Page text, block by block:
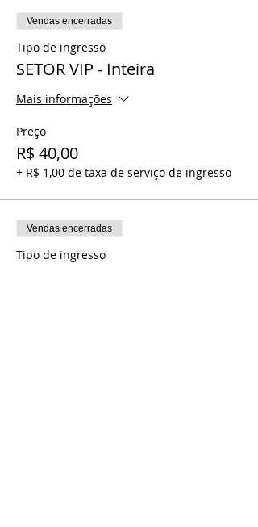
Vendas encerradas
Tipo de ingresso
SETOR VIP - Inteira
Mais informações
Preço
R$ 40,00
+ R$ 1,00 de taxa de serviço de ingresso
Vendas encerradas
Tipo de ingresso